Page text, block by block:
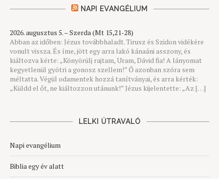
NAPI EVANGÉLIUM
2026. augusztus 5. – Szerda (Mt 15,21-28)
Abban az időben: Jézus továbbhaladt. Tirusz és Szidon vidékére
vonult vissza. És íme, jött egy arra lakó kánaáni asszony, és
kiáltozva kérte: „Könyörülj rajtam, Uram, Dávid fia! A lányomat
kegyetlenül gyötri a gonosz szellem!” Ő azonban szóra sem
méltatta. Végül odamentek hozzá tanítványai, és arra kérték:
„Küldd el őt, ne kiáltozzon utánunk!” Jézus kijelentette: „Az […]
LELKI ÚTRAVALÓ
Napi evangélium
Biblia egy év alatt